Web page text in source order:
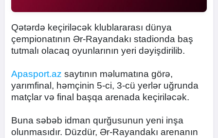
Qətərdə keçiriləcək klublararası dünya
çempionatının Ər-Rayandakı stadionda baş
tutmalı olacaq oyunlarının yeri dəyişdirilib.
Apasport.az saytının məlumatına görə,
yarımfinal, həmçinin 5-ci, 3-cü yerlər uğrunda
matçlar və final başqa arenada keçiriləcək.
Buna səbəb idman qurğusunun yeni inşa
olunmasıdır. Düzdür, Ər-Rayandakı arenanın